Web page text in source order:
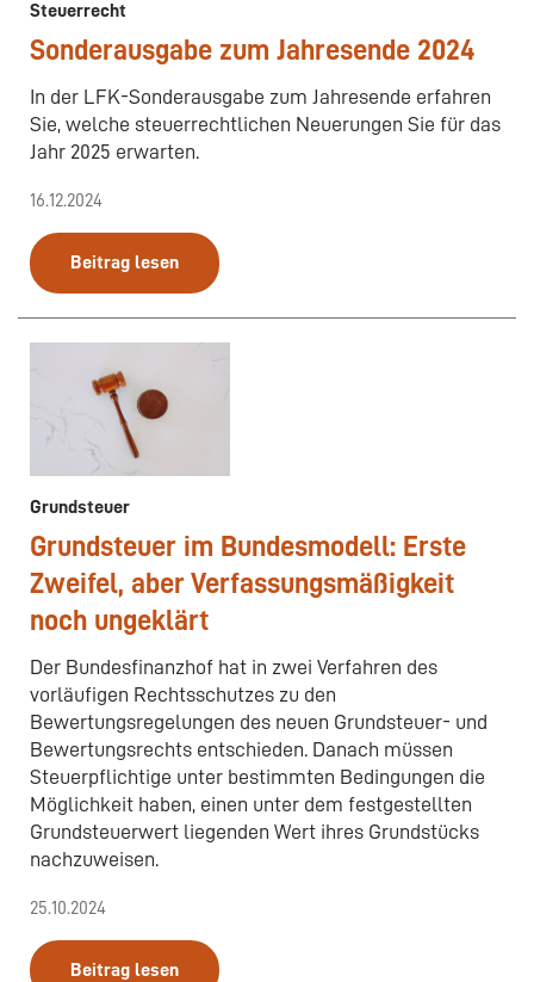
Steuerrecht
Sonderausgabe zum Jahresende 2024
In der LFK-Sonderausgabe zum Jahresende erfahren
Sie, welche steuerrechtlichen Neuerungen Sie für das
Jahr 2025 erwarten.
16.12.2024
Beitrag lesen
Grundsteuer
Grundsteuer im Bundesmodell: Erste
Zweifel, aber Verfassungsmäßigkeit
noch ungeklärt
Der Bundesfinanzhof hat in zwei Verfahren des
vorläufigen Rechtsschutzes zu den
Bewertungsregelungen des neuen Grundsteuer- und
Bewertungsrechts entschieden. Danach müssen
Steuerpflichtige unter bestimmten Bedingungen die
Möglichkeit haben, einen unter dem festgestellten
Grundsteuerwert liegenden Wert ihres Grundstücks
nachzuweisen.
25.10.2024
Beitrag lesen